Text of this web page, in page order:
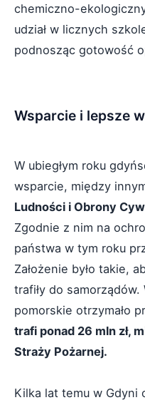
chemiczno-
udział w licznych
podnosząc gotowość
Wsparcie i lepsze
W ubiegłym roku
wsparcie, między
Ludności i Obrony
Zgodnie z nim na
państwa w tym roku
Założenie było takie,
trafiły do
pomorskie otrzymało
trafi ponad 26 mln zł,
Straży Pożarnej.
Kilka lat temu w Gdyni